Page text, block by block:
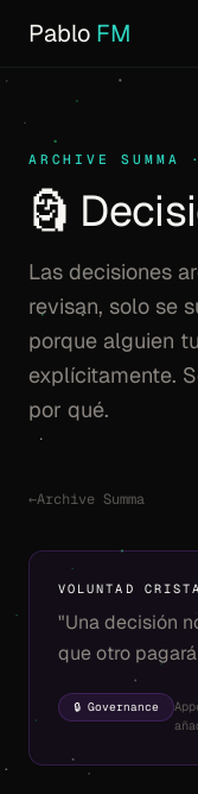
Pablo FM
ARCHIVE SUMMA
🗿
Las decisiones
revisan, solo se
porque alguien
explícitamente.
por qué.
←Archive Summa
VOLUNTAD
"Una decisión
que otro
🔒 Governance